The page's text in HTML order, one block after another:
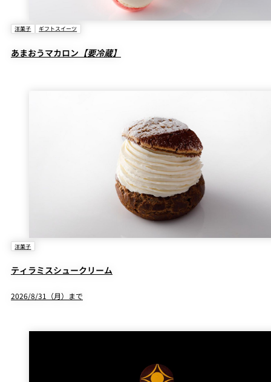
洋菓子 ギフトスイーツ
あまおうマカロン 【要冷蔵】
洋菓子
ティラミスシュークリーム
2026/8/31（月）まで